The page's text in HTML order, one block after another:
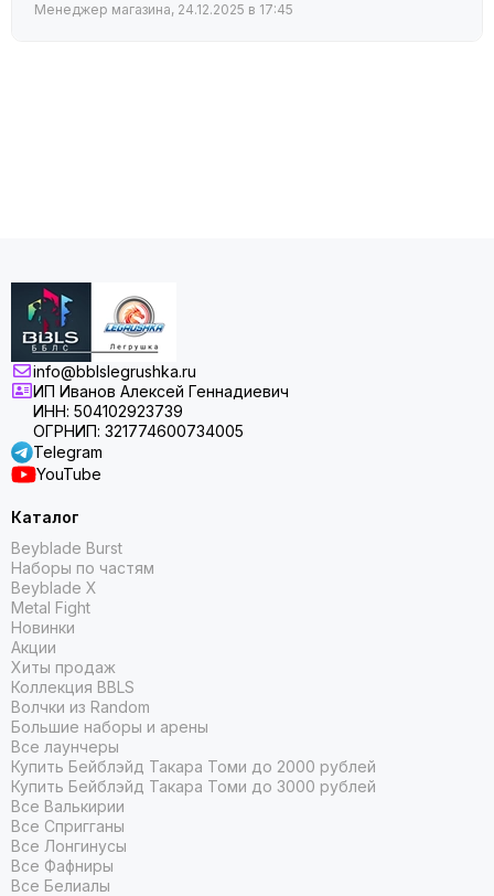
Менеджер магазина, 24.12.2025 в 17:45
info@bblslegrushka.ru
ИП Иванов Алексей Геннадиевич
ИНН: 504102923739
ОГРНИП: 321774600734005
Telegram
YouTube
Каталог
Beyblade Burst
Наборы по частям
Beyblade X
Metal Fight
Новинки
Акции
Хиты продаж
Коллекция BBLS
Волчки из Random
Большие наборы и арены
Все лаунчеры
Купить Бейблэйд Такара Томи до 2000 рублей
Купить Бейблэйд Такара Томи до 3000 рублей
Все Валькирии
Все Спригганы
Все Лонгинусы
Все Фафниры
Все Белиалы